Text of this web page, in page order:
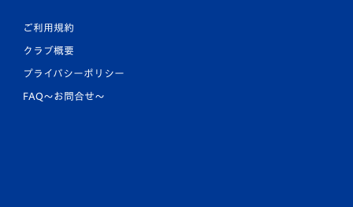
ご利用規約
クラブ概要
プライバシーポリシー
FAQ〜お問合せ〜